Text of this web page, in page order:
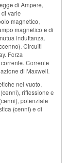
di Ampere,
varie
magnetico,
magnetico e di
induttanza.
Circuiti
Forza
Corrente
di Maxwell.
nel vuoto,
riflessione e
potenziale
(cenni) e di